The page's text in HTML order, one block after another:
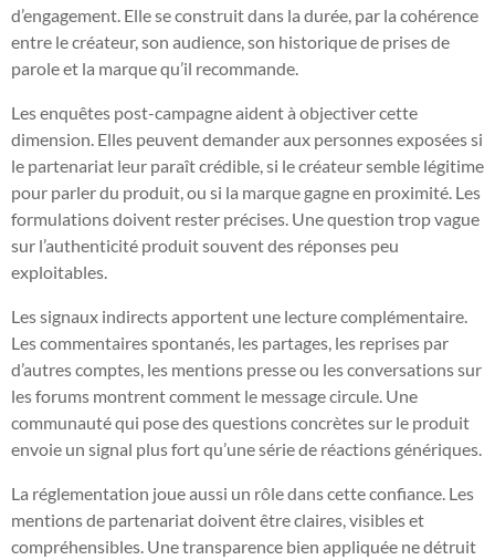
d’engagement. Elle se construit dans la durée, par la cohérence
entre le créateur, son audience, son historique de prises de
parole et la marque qu’il recommande.
Les enquêtes post-campagne aident à objectiver cette
dimension. Elles peuvent demander aux personnes exposées si
le partenariat leur paraît crédible, si le créateur semble légitime
pour parler du produit, ou si la marque gagne en proximité. Les
formulations doivent rester précises. Une question trop vague
sur l’authenticité produit souvent des réponses peu
exploitables.
Les signaux indirects apportent une lecture complémentaire.
Les commentaires spontanés, les partages, les reprises par
d’autres comptes, les mentions presse ou les conversations sur
les forums montrent comment le message circule. Une
communauté qui pose des questions concrètes sur le produit
envoie un signal plus fort qu’une série de réactions génériques.
La réglementation joue aussi un rôle dans cette confiance. Les
mentions de partenariat doivent être claires, visibles et
compréhensibles. Une transparence bien appliquée ne détruit